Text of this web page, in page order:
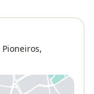
Pioneiros,